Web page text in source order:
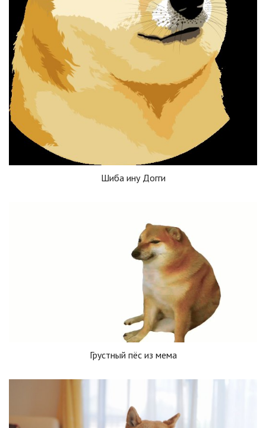
Шиба ину Догги
Грустный пёс из мема